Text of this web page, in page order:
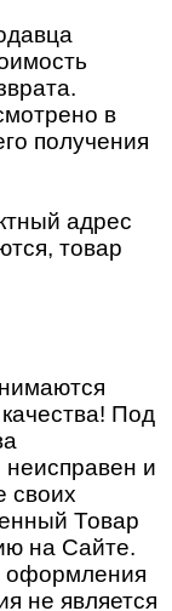
в
получения
адрес
товар
Под
неисправен и
своих
Товар
на Сайте.
оформления
не является